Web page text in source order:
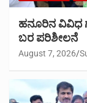
ಹನೂರಿನ ವಿವಿಧ
ಬರ ಪರಿಶೀಲನೆ
August 7, 2026